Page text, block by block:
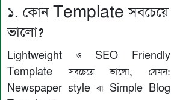
১. কোন Template সবচেয়ে
ভালো?
Lightweight ও SEO Friendly
Template সবচেয়ে ভালো, যেমন:
Newspaper style বা Simple Blog